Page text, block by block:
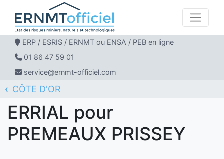
ERP / ESRIS / ERNMT ou ENSA / PEB en ligne
01 86 47 59 01
service@ernmt-officiel.com
ERNMT Officiel
ERRIAL
CÔTE D'OR
PREMEAUX PRISSEY
ERRIAL pour
PREMEAUX PRISSEY